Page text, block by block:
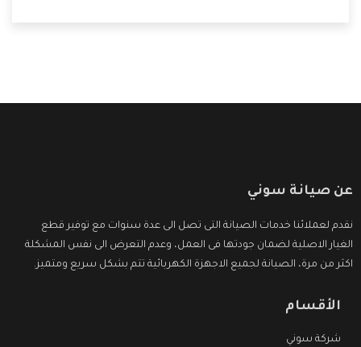
عن صيانة سوني
نقدم لعملائنا خدمات الصيانة التى تصل الى عدة سنوات مع توفير قطع
الغيار الاصلية لضمان جودتها فى العمل، وعدم التعرض الى نفس المشكلة
اكثر من مرة، الصيانة لجميع الاجهزة الكهربائية تتم بشكل سريع ومتميز.
الأقسام
شركة سوني